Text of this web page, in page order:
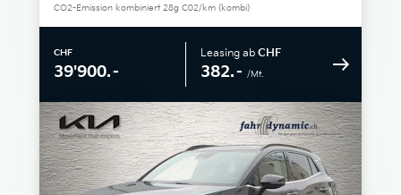
CO2-Emission kombiniert 28g C02/km (kombi)
CHF
39'900.–
Leasing ab CHF
382.– /Mt.